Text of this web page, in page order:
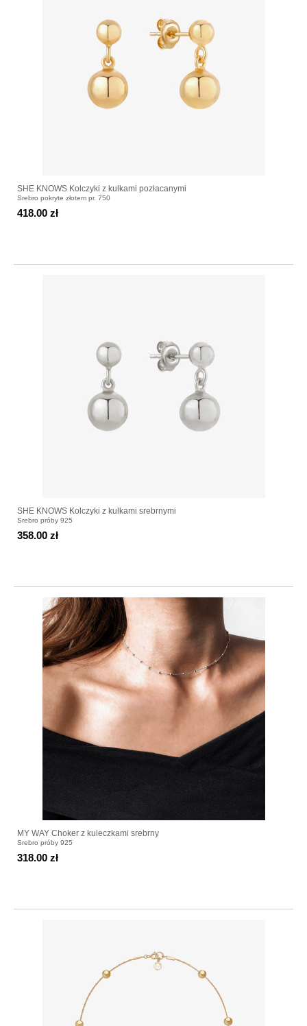
SHE KNOWS Kolczyki z kulkami pozłacanymi
Srebro pokryte złotem pr. 750
418.00 zł
SHE KNOWS Kolczyki z kulkami srebrnymi
Srebro próby 925
358.00 zł
MY WAY Choker z kuleczkami srebrny
Srebro próby 925
318.00 zł